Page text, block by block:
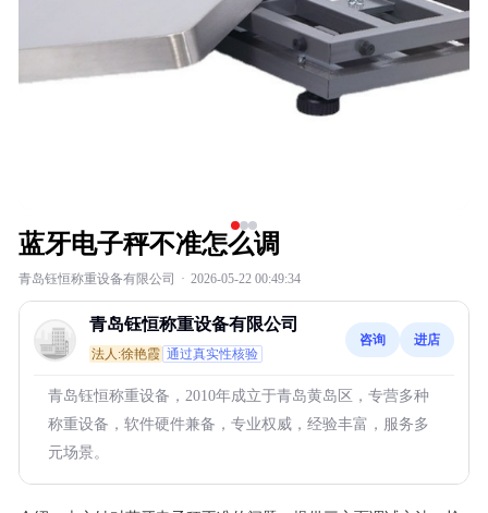
蓝牙电子秤不准怎么调
青岛钰恒称重设备有限公司 · 2026-05-22 00:49:34
青岛钰恒称重设备有限公司
法人:徐艳霞 通过真实性核验
咨询 进店
青岛钰恒称重设备，2010年成立于青岛黄岛区，专营多种
称重设备，软件硬件兼备，专业权威，经验丰富，服务多
元场景。